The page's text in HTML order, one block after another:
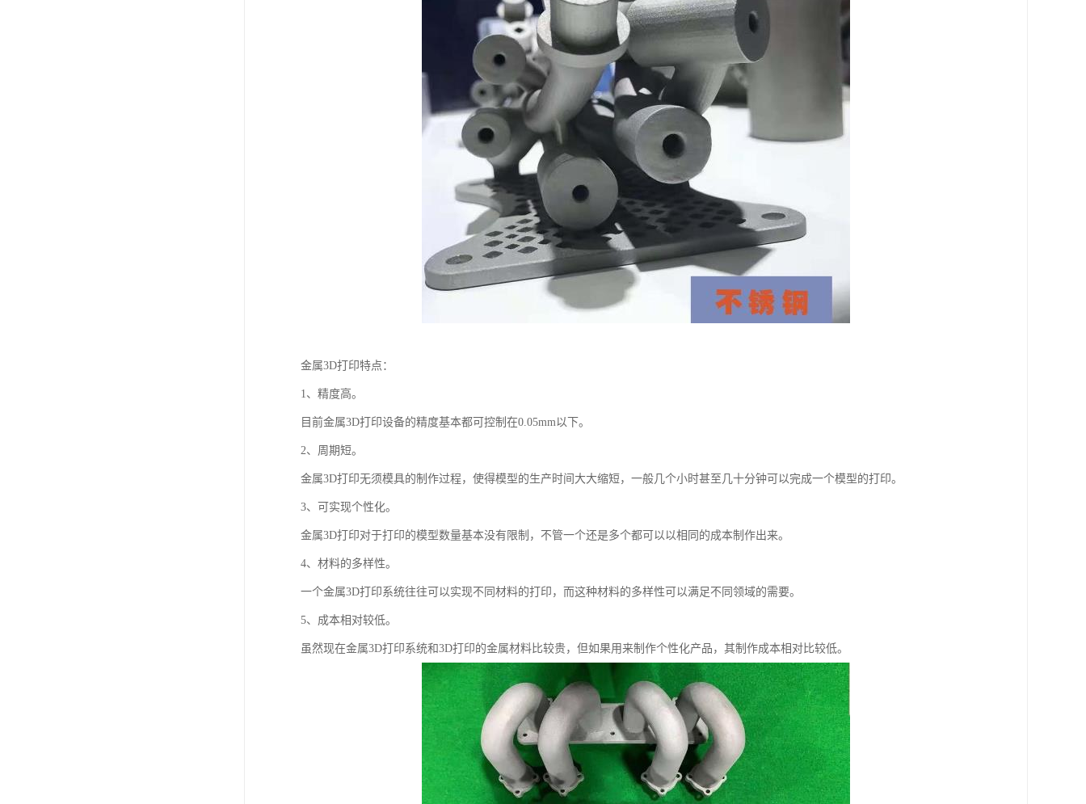
金属3D打印特点：
1、精度高。
目前金属3D打印设备的精度基本都可控制在0.05mm以下。
2、周期短。
金属3D打印无须模具的制作过程，使得模型的生产时间大大缩短，一般几个小时甚至几十分钟可以完成一个模型的打印。
3、可实现个性化。
金属3D打印对于打印的模型数量基本没有限制，不管一个还是多个都可以以相同的成本制作出来。
4、材料的多样性。
一个金属3D打印系统往往可以实现不同材料的打印，而这种材料的多样性可以满足不同领域的需要。
5、成本相对较低。
虽然现在金属3D打印系统和3D打印的金属材料比较贵，但如果用来制作个性化产品，其制作成本相对比较低。